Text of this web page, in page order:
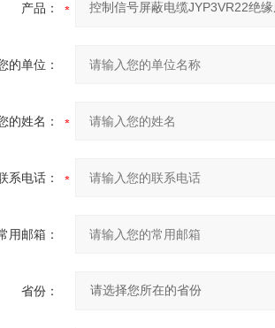
产品：
的单位：
的姓名：
系电话：
用邮箱：
省份：